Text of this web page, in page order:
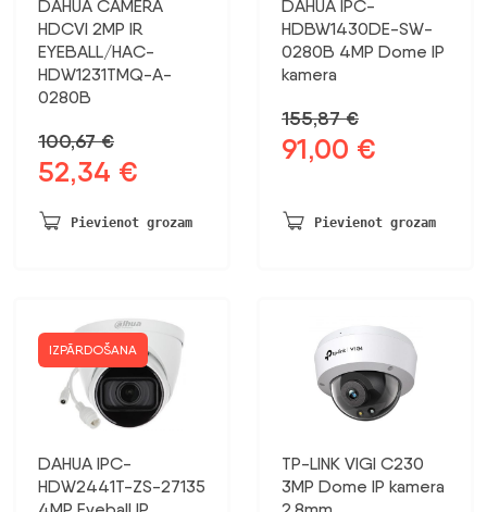
DAHUA CAMERA
HDCVI 2MP IR
EYEBALL/HAC-
HDW1231TMQ-A-
0280B
100,67€
Sākotnējā
bija:
52,34 €
ir:
Pievienot grozam
DAHUA IPC-
HDBW1430DE-SW-
0280B 4MP Dome IP
kamera
155,87€
Sākotnējā
155,87 €.
91,00 €
91,00 €.
Pievienot grozam
IZPĀRDOŠANA
DAHUA IPC-
HDW2441T-ZS-27135
TP-LINK VIGI C230
3MP Dome IP kamera